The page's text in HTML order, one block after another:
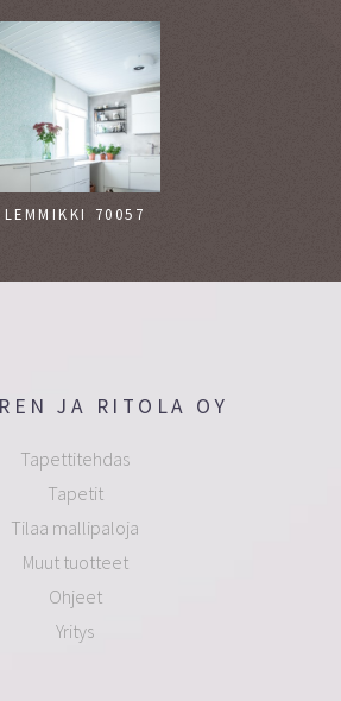
LEMMIKKI 70057
JA RITOLA OY
Tapettitehdas
Tapetit
Tilaa mallipaloja
Muut tuotteet
Ohjeet
Yritys